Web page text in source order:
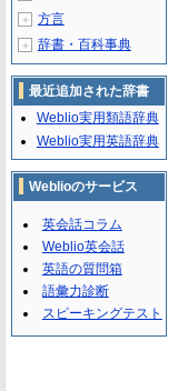
＋ 方言
＋ 辞書・百科事典
最近追加された辞書
Weblio実用類語辞典
Weblio実用英語辞典
Weblioのサービス
英会話コラム
Weblio英会話
英語の質問箱
語彙力診断
スピーキングテスト